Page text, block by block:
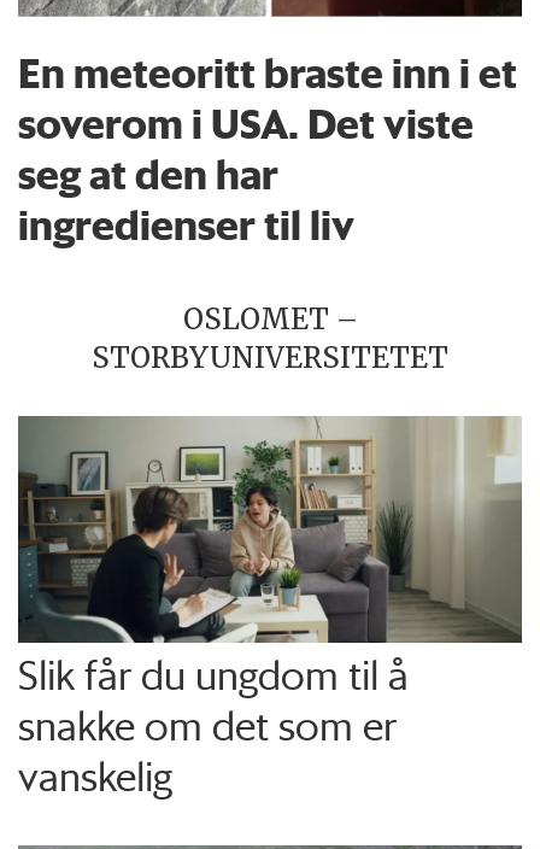
En meteoritt braste inn i et
soverom i USA. Det viste
seg at den har
ingredienser til liv
OSLOMET –
STORBYUNIVERSITETET
Slik får du ungdom til å
snakke om det som er
vanskelig